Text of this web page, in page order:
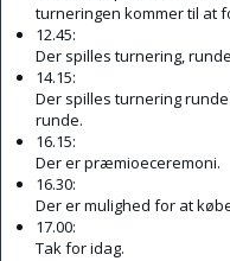
turneringen kommer til at
12.45:
Der spilles turnering,
14.15:
Der spilles turnering
runde.
16.15:
Der er præmioeceremoni.
16.30:
Der er mulighed for at
17.00:
Tak for idag.